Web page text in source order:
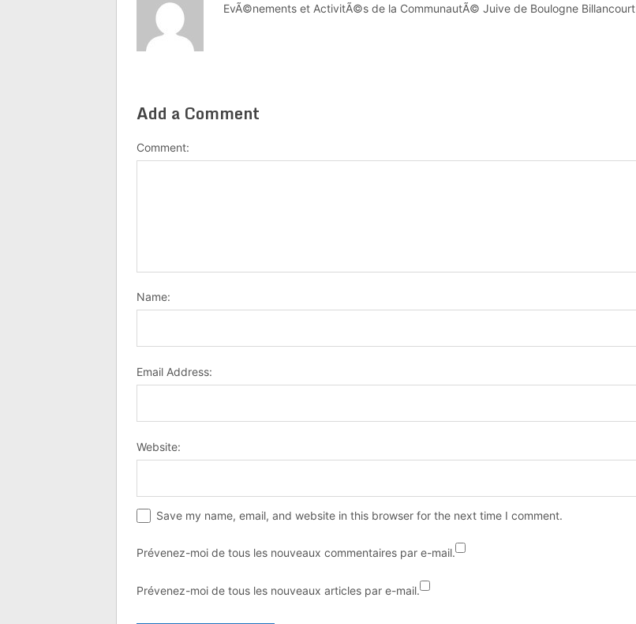
EvÃ©nements et ActivitÃ©s de la CommunautÃ© Juive de Boulogne Billancourt
Add a Comment
Comment:
Name:
Email Address:
Website:
Save my name, email, and website in this browser for the next time I comment.
Prévenez-moi de tous les nouveaux commentaires par e-mail.
Prévenez-moi de tous les nouveaux articles par e-mail.